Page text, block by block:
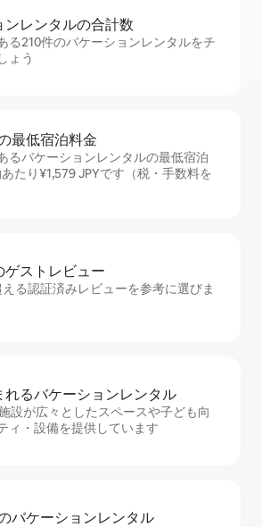
ンレ⁠ン⁠タ⁠ル⁠の合⁠計⁠数
る210件のバケーションレンタルをチ
ょう
最⁠低⁠宿⁠泊⁠料⁠金
るバケーションレンタルの最低宿泊
たり¥1,579 JPYです（税・手数料を
ゲ⁠ス⁠ト⁠レ⁠ビ⁠ュ⁠ー
る認証済みレビューを参考に選びま
れるバ⁠ケ⁠ー⁠シ⁠ョ⁠ンレ⁠ン⁠タ⁠ル
設が広々としたスペースや子ども向
ィ・設備を提供しています
バ⁠ケ⁠ー⁠シ⁠ョ⁠ンレ⁠ン⁠タ⁠ル